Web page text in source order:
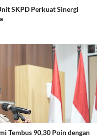
SKPD Perkuat Sinergi
Tembus 90,30 Poin dengan